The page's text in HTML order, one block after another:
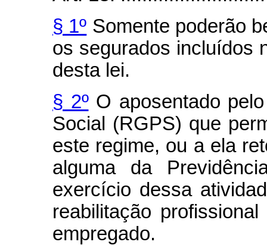
§ 1º Somente poderão
os segurados incluídos
desta lei.
§ 2ºO aposentado
Social (RGPS) que
este regime, ou a ela
alguma da
exercício dessa
reabilitação
empregado.